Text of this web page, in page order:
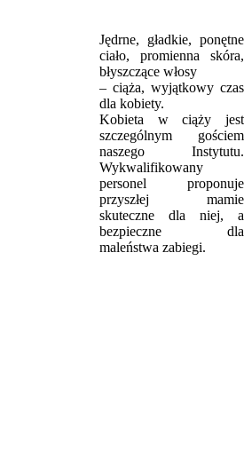
Jędrne, gładkie, ponętne
ciało, promienna skóra,
błyszczące włosy
– ciąża, wyjątkowy czas
dla kobiety.
Kobieta w ciąży jest
szczególnym gościem
naszego Instytutu.
Wykwalifikowany
personel proponuje
przyszłej mamie
skuteczne dla niej, a
bezpieczne dla
maleństwa zabiegi.